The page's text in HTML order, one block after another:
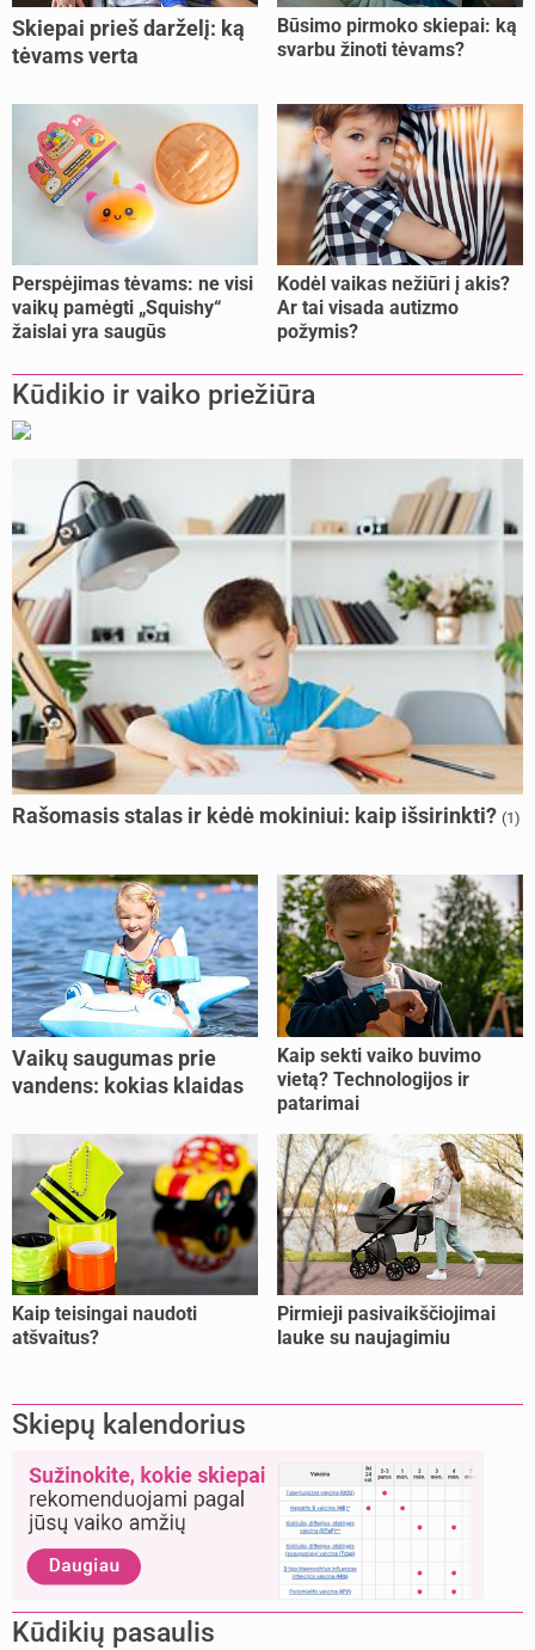
Skiepai prieš darželį: ką
tėvams verta
Būsimo pirmoko skiepai: ką
svarbu žinoti tėvams?
Perspėjimas tėvams: ne visi
vaikų pamėgti „Squishy“
žaislai yra saugūs
Kodėl vaikas nežiūri į akis?
Ar tai visada autizmo
požymis?
Kūdikio ir vaiko priežiūra
Rašomasis stalas ir kėdė mokiniui: kaip išsirinkti? (1)
Vaikų saugumas prie
vandens: kokias klaidas
Kaip sekti vaiko buvimo
vietą? Technologijos ir
patarimai
Kaip teisingai naudoti
atšvaitus?
Pirmieji pasivaikščiojimai
lauke su naujagimiu
Skiepų kalendorius
Kūdikių pasaulis